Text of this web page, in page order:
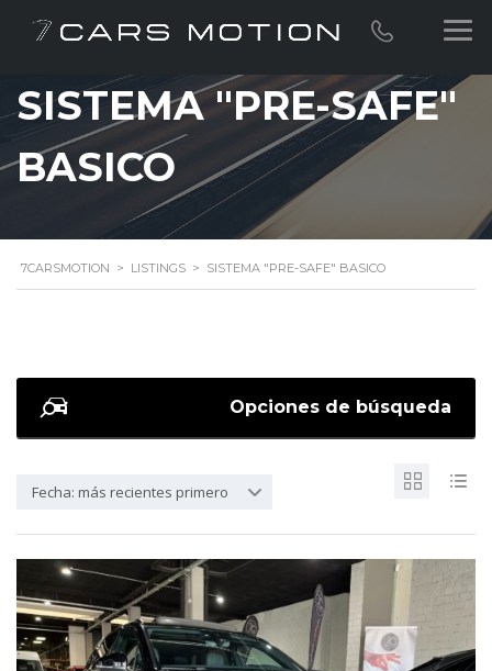
SISTEMA "PRE-SAFE"
BASICO
7CARSMOTION > LISTINGS > SISTEMA "PRE-SAFE" BASICO
Opciones de búsqueda
Fecha: más recientes primero